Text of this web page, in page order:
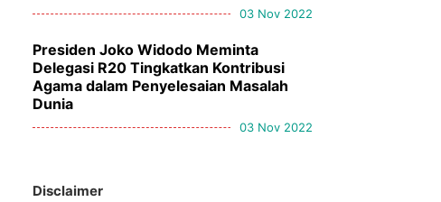
03 Nov 2022
Presiden Joko Widodo Meminta
Delegasi R20 Tingkatkan Kontribusi
Agama dalam Penyelesaian Masalah
Dunia
03 Nov 2022
Disclaimer